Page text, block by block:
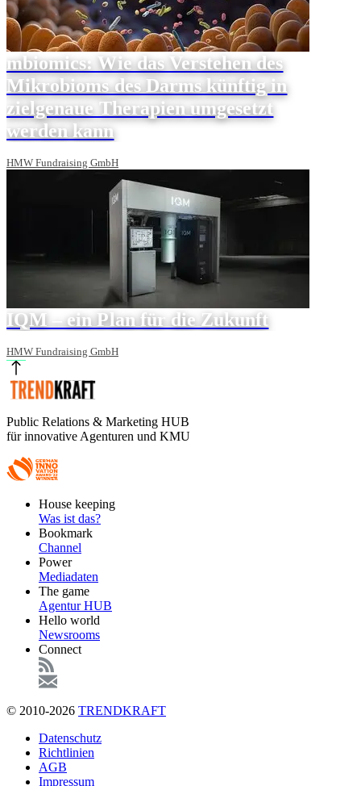
mbiomics: Wie das Verstehen des
Mikrobioms des Darms künftig in
zielgenaue Therapien umgesetzt
werden kann
HMW Fundraising GmbH
IQM – ein Plan für die Zukunft
HMW Fundraising GmbH
Public Relations & Marketing HUB
für innovative Agenturen und KMU
FooterHouse keeping
Was ist das?
Bookmark
Channel
Power
Mediadaten
The game
Agentur HUB
Hello world
Newsrooms
Connect
© 2010-2026 TRENDKRAFT
FußzeileDatenschutz
Richtlinien
AGB
Impressum